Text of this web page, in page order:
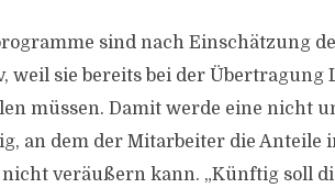
sind nach Einschätzung
weil sie bereits bei der Übertragung
müssen. Damit werde eine nicht
an dem der Mitarbeiter die Anteile
veräußern kann. „Künftig soll